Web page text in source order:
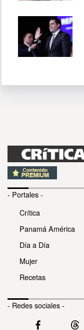
- Portales -
Crítica
Panamá América
Día a Día
Mujer
Recetas
- Redes sociales -